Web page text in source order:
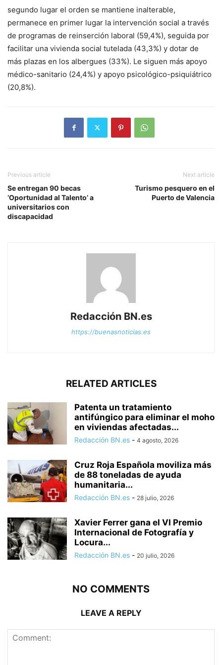
segundo lugar el orden se mantiene inalterable,
permanece en primer lugar la intervención social a través
de programas de reinserción laboral (59,4%), seguida por
facilitar una vivienda social tutelada (43,3%) y dotar de
más plazas en los albergues (33%). Le siguen más apoyo
médico-sanitario (24,4%) y apoyo psicológico-psiquiátrico
(20,8%).
Previous article
Se entregan 90 becas
‘Oportunidad al Talento’ a
universitarios con
discapacidad
Next article
Turismo pesquero en el
Puerto de Valencia
Redacción BN.es
https://buenasnoticias.es
RELATED ARTICLES
Patenta un tratamiento
antifúngico para eliminar el moho
en viviendas afectadas...
Redacción BN.es - 4 agosto, 2026
Cruz Roja Española moviliza más
de 88 toneladas de ayuda
humanitaria...
Redacción BN.es - 28 julio, 2026
Xavier Ferrer gana el VI Premio
Internacional de Fotografía y
Locura...
Redacción BN.es - 20 julio, 2026
NO COMMENTS
LEAVE A REPLY